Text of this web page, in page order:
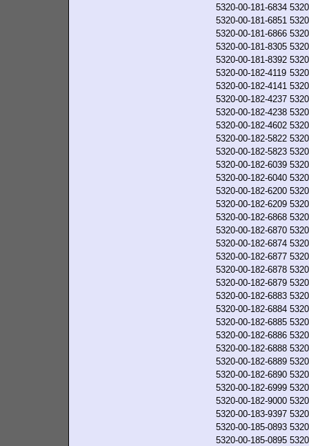
5320-00-181-6834
5320-00-181-6851
5320-00-181-6866
5320-00-181-8305
5320-00-181-8392
5320-00-182-4119
5320-00-182-4141
5320-00-182-4237
5320-00-182-4238
5320-00-182-4602
5320-00-182-5822
5320-00-182-5823
5320-00-182-6039
5320-00-182-6040
5320-00-182-6200
5320-00-182-6209
5320-00-182-6868
5320-00-182-6870
5320-00-182-6874
5320-00-182-6877
5320-00-182-6878
5320-00-182-6879
5320-00-182-6883
5320-00-182-6884
5320-00-182-6885
5320-00-182-6886
5320-00-182-6888
5320-00-182-6889
5320-00-182-6890
5320-00-182-6999
5320-00-182-9000
5320-00-183-9397
5320-00-185-0893
5320-00-185-0895